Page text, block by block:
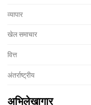
व्यापार
खेल समाचार
वित्त
अंतर्राष्ट्रीय
अभिलेखागार